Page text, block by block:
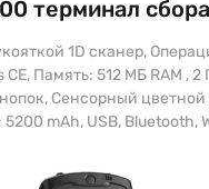
терминал
1D сканер,
Память: 512 МБ RAM , 2
Сенсорный
mAh, USB, Bluetooth,